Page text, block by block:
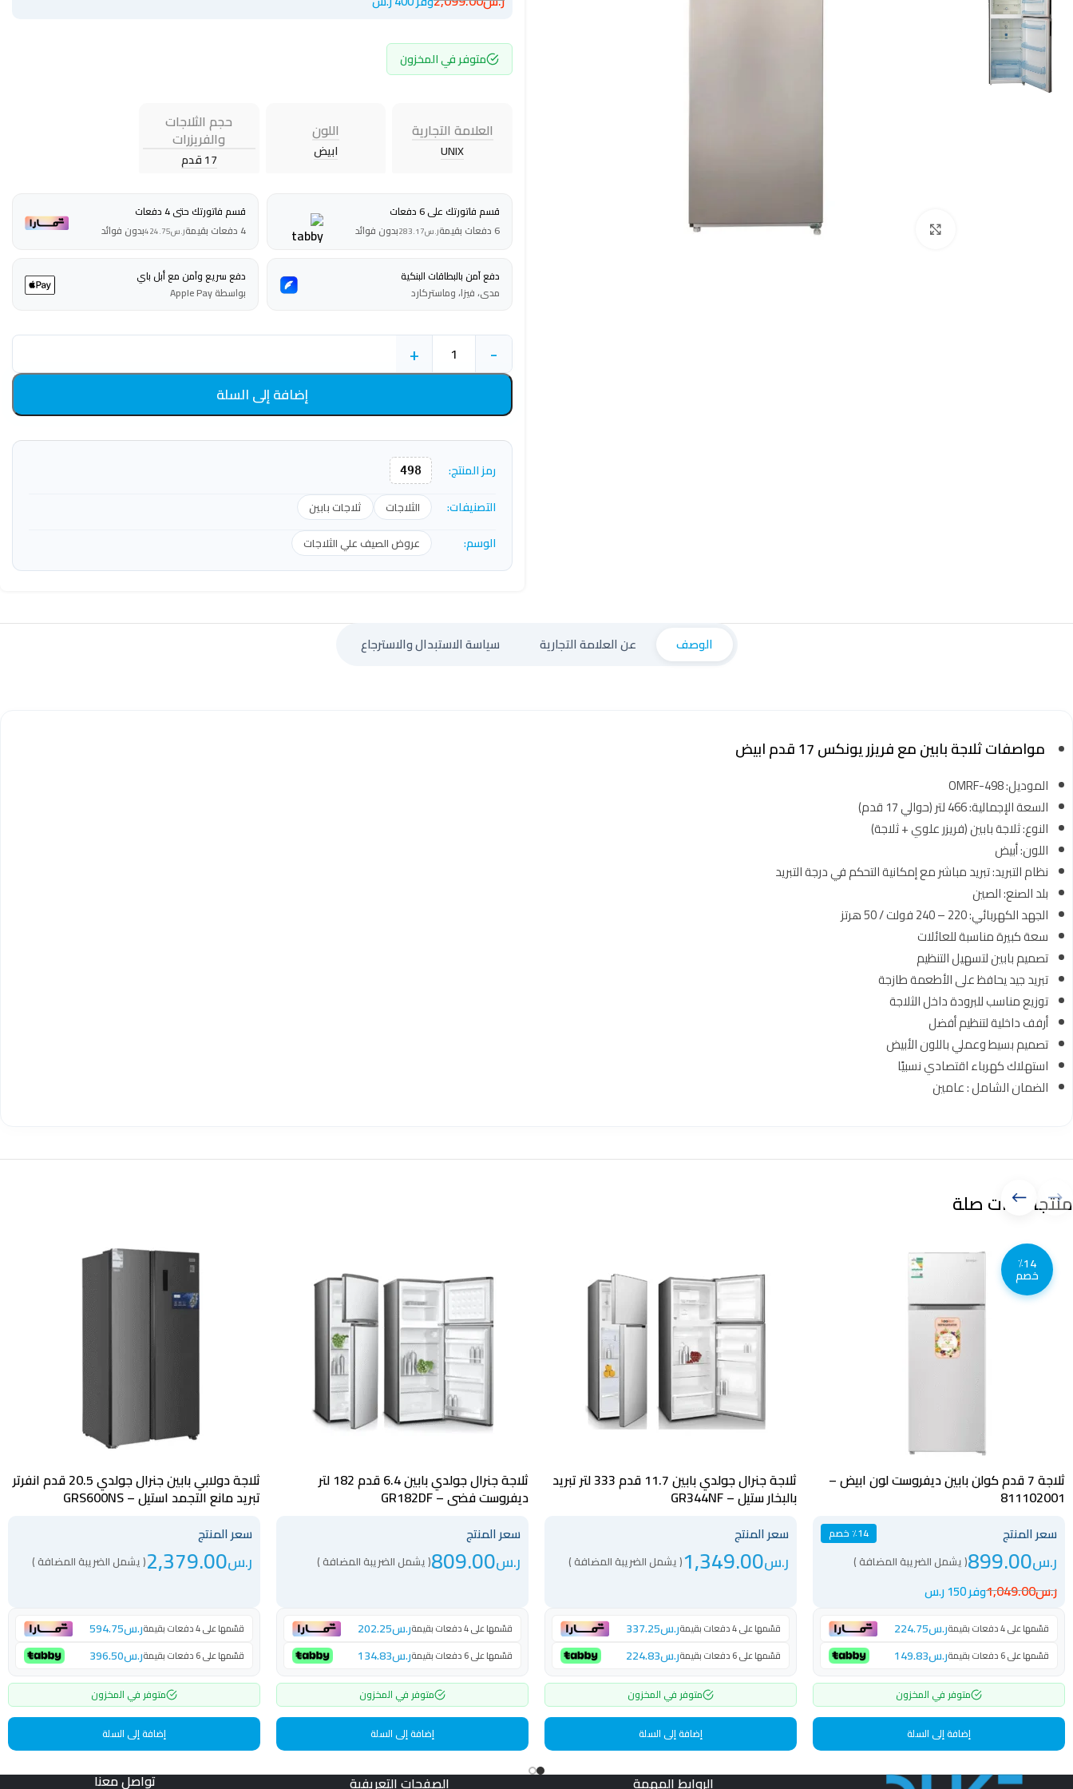
متوفر في المخزون
العلامة التجارية
UNIX
اللون
ابيض
حجم الثلاجات
والفريزرات
17 قدم
قسم فاتورتك على 6 دفعات
6 دفعات بقيمة
ر.س283.17بدون فوائد
قسم فاتورتك حتى 4 دفعات
4 دفعات بقيمة
ر.س424.75بدون فوائد
دفع آمن بالبطاقات البنكية
مدى، فيزا، وماستركارد
دفع سريع وآمن مع أبل باي
بواسطة Apple Pay
-
+
إضافة إلى السلة
رمز المنتج: 498
التصنيفات: الثلاجات ثلاجات بابين
الوسم: عروض الصيف علي الثلاجات
الوصف عن العلامة التجارية سياسة الاستبدال والاسترجاع
مواصفات ثلاجة بابين مع فريزر يونكس 17 قدم ابيض
الموديل: OMRF-498
السعة الإجمالية: 466 لتر (حوالي 17 قدم)
النوع: ثلاجة بابين (فريزر علوي + ثلاجة)
اللون: أبيض
نظام التبريد: تبريد مباشر مع إمكانية التحكم في درجة التبريد
بلد الصنع: الصين
الجهد الكهربائي: 220 – 240 فولت / 50 هرتز
سعة كبيرة مناسبة للعائلات
تصميم بابين لتسهيل التنظيم
تبريد جيد يحافظ على الأطعمة طازجة
توزيع مناسب للبرودة داخل الثلاجة
أرفف داخلية لتنظيم أفضل
تصميم بسيط وعملي باللون الأبيض
استهلاك كهرباء اقتصادي نسبيًا
الضمان الشامل : عامين
منتجات ذات صلة
٪14
خصم
ثلاجة 7 قدم كولن بابين ديفروست لون ابيض –
811102001
سعر المنتج ٪14 خصم
ر.س899.00( يشمل الضريبة المضافة )
ر.س1,049.00وفر 150 ر.س
قسّمها على 4 دفعات بقيمة ر.س224.75
قسّمها على 6 دفعات بقيمة ر.س149.83
متوفر في المخزون
إضافة إلى السلة
ثلاجة جنرال جولدي بابين 11.7 قدم 333 لتر تبريد
بالبخار ستيل – GR344NF
سعر المنتج
ر.س1,349.00( يشمل الضريبة المضافة )
قسّمها على 4 دفعات بقيمة ر.س337.25
قسّمها على 6 دفعات بقيمة ر.س224.83
متوفر في المخزون
إضافة إلى السلة
ثلاجة جنرال جولدي بابين 6.4 قدم 182 لتر
ديفروست فضي – GR182DF
سعر المنتج
ر.س809.00( يشمل الضريبة المضافة )
قسّمها على 4 دفعات بقيمة ر.س202.25
قسّمها على 6 دفعات بقيمة ر.س134.83
متوفر في المخزون
إضافة إلى السلة
ثلاجة دولابي بابين جنرال جولدي 20.5 قدم انفرتر
تبريد مانع التجمد استيل – GRS600NS
سعر المنتج
ر.س2,379.00( يشمل الضريبة المضافة )
قسّمها على 4 دفعات بقيمة ر.س594.75
قسّمها على 6 دفعات بقيمة ر.س396.50
متوفر في المخزون
إضافة إلى السلة
الروابط المهمة الصفحات التعريفية تواصل معنا